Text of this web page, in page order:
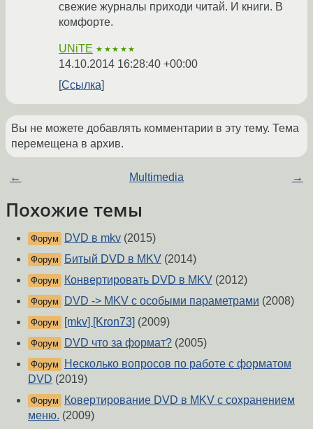
свежие журналы приходи читай. И книги. В
комфорте.
UNiTE ★★★★★
14.10.2014 16:28:40 +00:00
Ссылка
Вы не можете добавлять комментарии в эту тему. Тема
перемещена в архив.
← Multimedia →
Похожие темы
Форум DVD в mkv (2015)
Форум Битый DVD в MKV (2014)
Форум Конвертировать DVD в MKV (2012)
Форум DVD -> MKV с особыми параметрами (2008)
Форум [mkv] [Kron73] (2009)
Форум DVD что за формат? (2005)
Форум
Несколько вопросов по работе с форматом
DVD (2019)
Форум
Ковертирование DVD в MKV с сохранением
меню. (2009)